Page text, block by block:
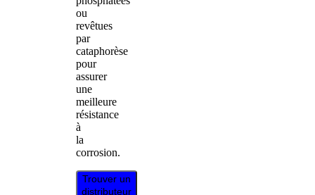
ou
revêtues
par
cataphorèse
pour
assurer
une
meilleure
résistance
à
la
corrosion.
Trouver un
distributeur